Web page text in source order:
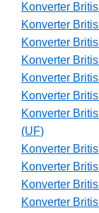
Konverter
Konverter
Konverter
Konverter
Konverter
Konverter
Konverter
(UF)
Konverter
Konverter
Konverter
Konverter